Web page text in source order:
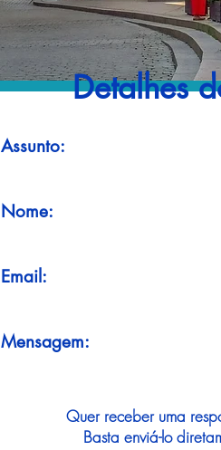
Detalhes
Assunto:
Nome:
Email:
Mensagem:
Quer receber uma
Basta enviá-lo